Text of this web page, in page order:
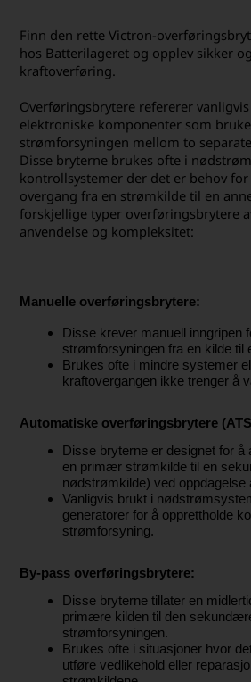
Finn den rette Victron-
hos Batterilageret og opplev sikker
kraftoverføring.
Overføringsbrytere refererer
elektroniske komponenter som
strømforsyningen mellom to
Disse bryterne brukes ofte i
kontrollsystemer der det er behov
overgang fra en strømkilde til en
forskjellige typer overføringsbrytere
anvendelse og kompleksitet:
Manuelle overføringsbrytere:
Disse krever manuell inngripen
strømforsyningen fra en kilde til
Brukes ofte i mindre systemer
kraftovergangen ikke trenger å
Automatiske overføringsbrytere
Disse bryterne er designet for å
en primær strømkilde til en
nødstrømkilde) ved oppdagelse
Vanligvis brukt i
generatorer for å opprettholde
strømforsyning.
By-pass overføringsbrytere:
Disse bryterne tillater en
primære kilden til den
strømforsyningen.
Brukes ofte i situasjoner hvor
utføre vedlikehold eller